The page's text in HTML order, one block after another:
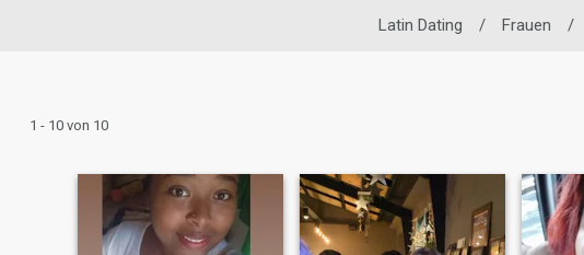
Latin Dating / Frauen /
1 - 10 von 10